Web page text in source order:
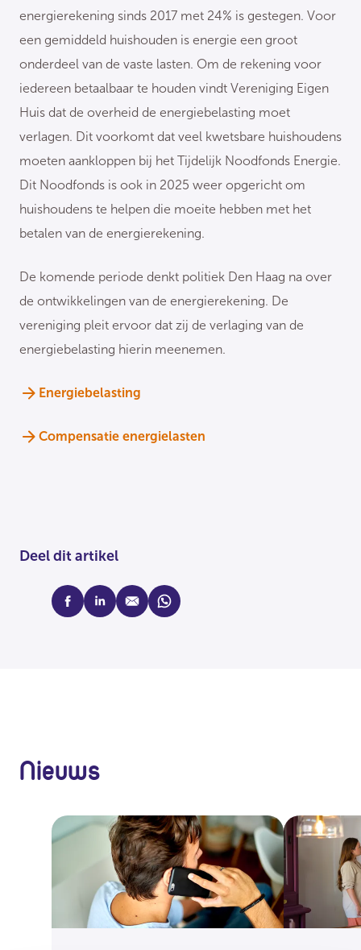
energierekening sinds 2017 met 24% is gestegen. Voor
een gemiddeld huishouden is energie een groot
onderdeel van de vaste lasten. Om de rekening voor
iedereen betaalbaar te houden vindt Vereniging Eigen
Huis dat de overheid de energiebelasting moet
verlagen. Dit voorkomt dat veel kwetsbare huishoudens
moeten aankloppen bij het Tijdelijk Noodfonds Energie.
Dit Noodfonds is ook in 2025 weer opgericht om
huishoudens te helpen die moeite hebben met het
betalen van de energierekening.
De komende periode denkt politiek Den Haag na over
de ontwikkelingen van de energierekening. De
vereniging pleit ervoor dat zij de verlaging van de
energiebelasting hierin meenemen.
Energiebelasting
Compensatie energielasten
Deel dit artikel
facebooklinkedinmail whatsapp
Nieuws